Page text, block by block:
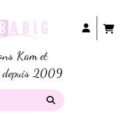
Kam et
depuis 2009